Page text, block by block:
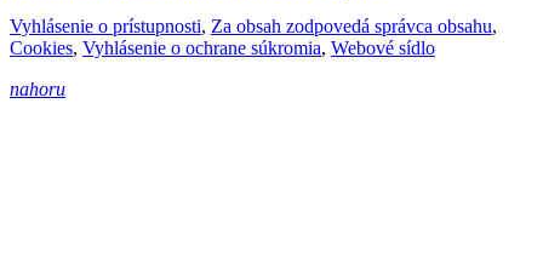
Vyhlásenie o prístupnosti, Za obsah zodpovedá správca obsahu,
Cookies, Vyhlásenie o ochrane súkromia, Webové sídlo
nahoru